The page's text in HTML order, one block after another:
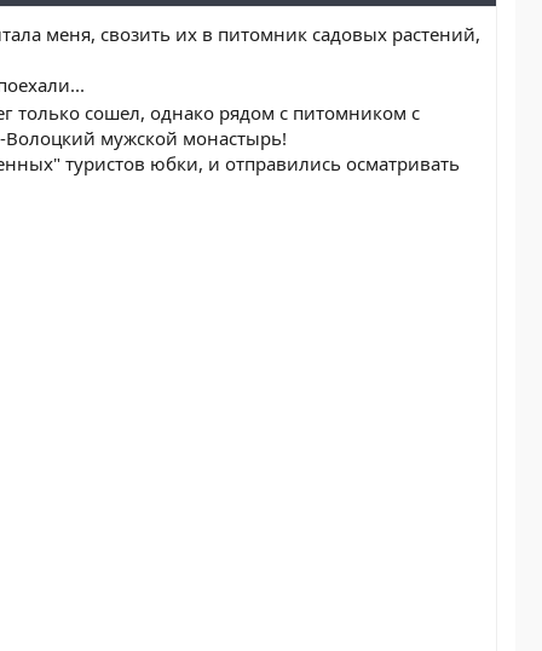
меня, свозить их в питомник садовых растений,
только сошел, однако рядом с питомником с
мужской монастырь!
туристов юбки, и отправились осматривать